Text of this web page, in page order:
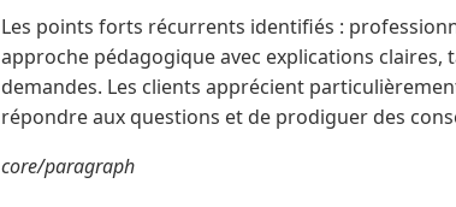
Les points forts récurrents identifiés :
approche pédagogique avec explications
demandes. Les clients apprécient
répondre aux questions et de prodiguer des
core/paragraph